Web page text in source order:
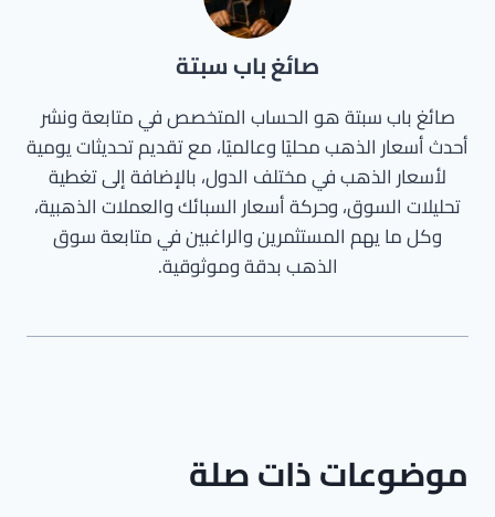
صائغ باب سبتة
صائغ باب سبتة هو الحساب المتخصص في متابعة ونشر
أحدث أسعار الذهب محليًا وعالميًا، مع تقديم تحديثات يومية
لأسعار الذهب في مختلف الدول، بالإضافة إلى تغطية
تحليلات السوق، وحركة أسعار السبائك والعملات الذهبية،
وكل ما يهم المستثمرين والراغبين في متابعة سوق
الذهب بدقة وموثوقية.
موضوعات ذات صلة